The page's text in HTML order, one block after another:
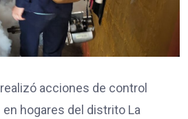
acciones de control
en hogares del distrito La